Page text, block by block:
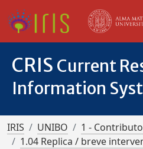
CRIS Current
Information
IRIS UNIBO
1 -
1.04 Replica / breve